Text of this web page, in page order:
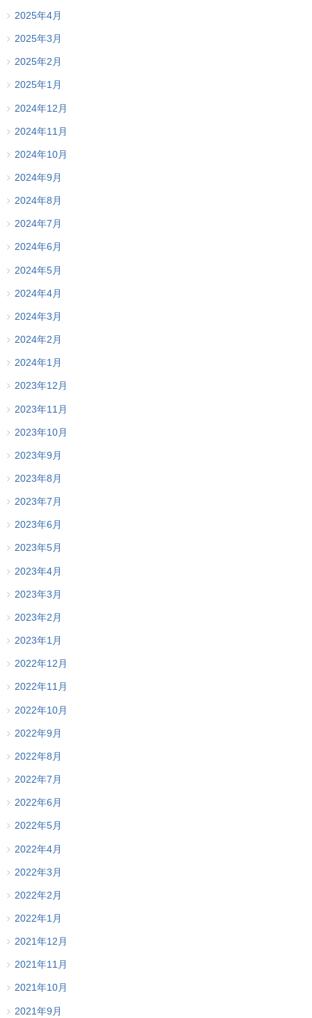
2025年4月
2025年3月
2025年2月
2025年1月
2024年12月
2024年11月
2024年10月
2024年9月
2024年8月
2024年7月
2024年6月
2024年5月
2024年4月
2024年3月
2024年2月
2024年1月
2023年12月
2023年11月
2023年10月
2023年9月
2023年8月
2023年7月
2023年6月
2023年5月
2023年4月
2023年3月
2023年2月
2023年1月
2022年12月
2022年11月
2022年10月
2022年9月
2022年8月
2022年7月
2022年6月
2022年5月
2022年4月
2022年3月
2022年2月
2022年1月
2021年12月
2021年11月
2021年10月
2021年9月